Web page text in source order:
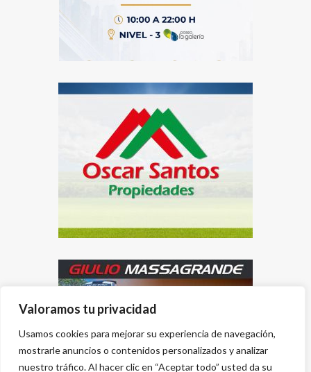
Valoramos tu privacidad
Usamos cookies para mejorar su experiencia de navegación,
mostrarle anuncios o contenidos personalizados y analizar
nuestro tráfico. Al hacer clic en “Aceptar todo” usted da su